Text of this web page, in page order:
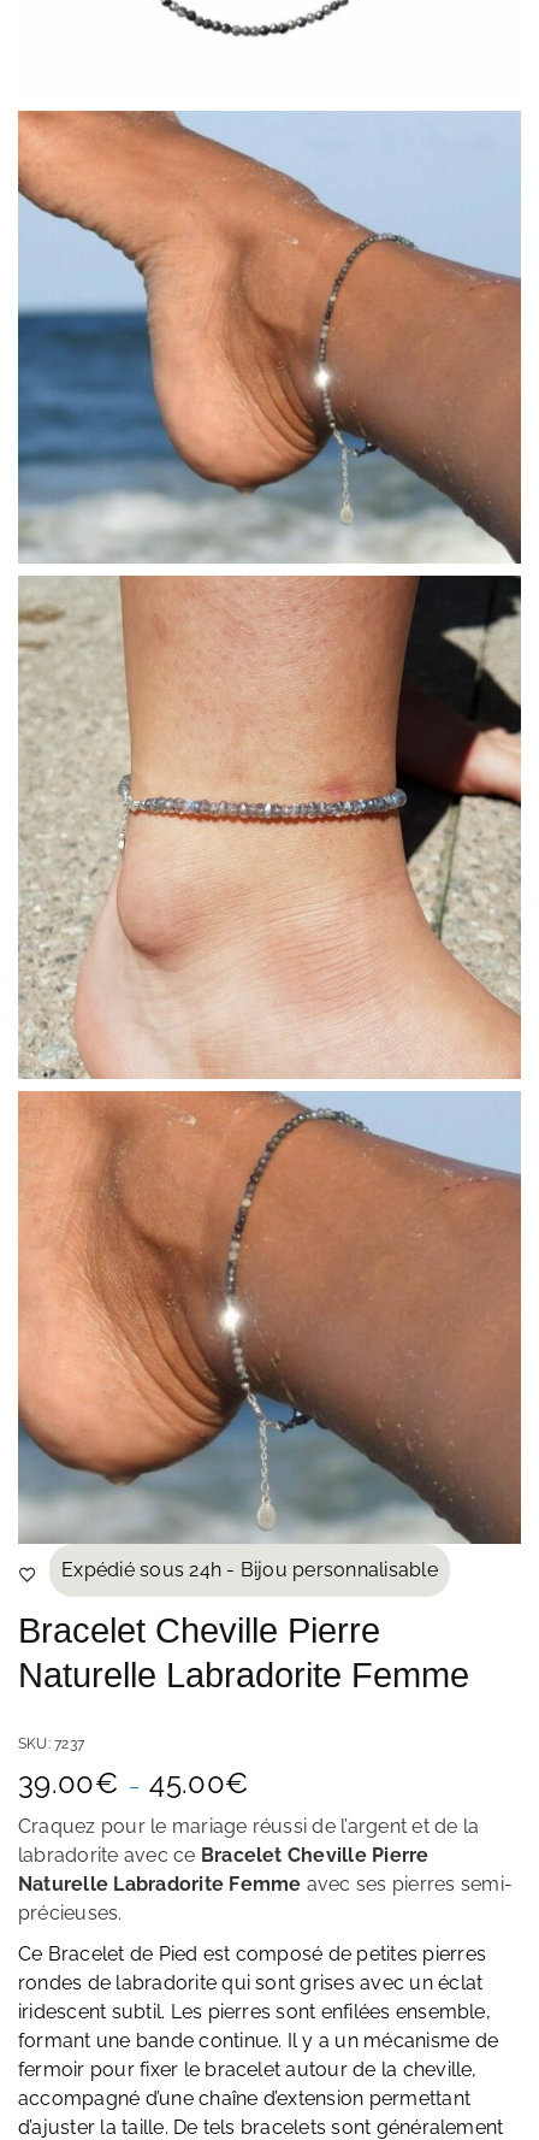
Expédié sous 24h - Bijou personnalisable
Bracelet Cheville Pierre
Naturelle Labradorite Femme
SKU:7237
39.00€ – 45.00€
prix :
39.00€
à
45.00€
Craquez pour le mariage réussi de l’argent et de la
labradorite avec ce Bracelet Cheville Pierre
Naturelle Labradorite Femme avec ses pierres semi-
précieuses.
Ce Bracelet de Pied est composé de petites pierres
rondes de labradorite qui sont grises avec un éclat
iridescent subtil. Les pierres sont enfilées ensemble,
formant une bande continue. Il y a un mécanisme de
fermoir pour fixer le bracelet autour de la cheville,
accompagné d’une chaîne d’extension permettant
d’ajuster la taille. De tels bracelets sont généralement